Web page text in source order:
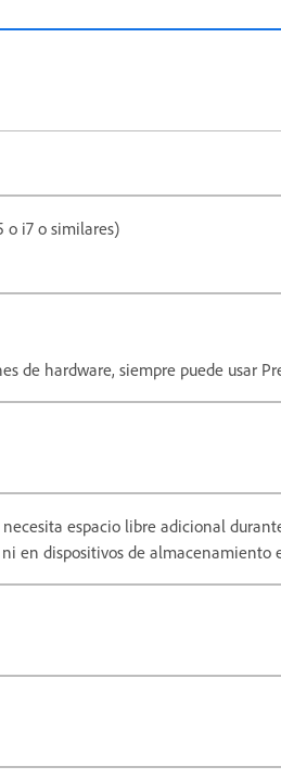
o i7 o similares)
de hardware, siempre puede usar
espacio libre adicional
en dispositivos de almacenamiento